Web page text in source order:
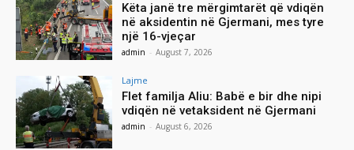
Këta janë tre mërgimtarët që vdiqën
në aksidentin në Gjermani, mes tyre
një 16-vjeçar
admin - August 7, 2026
Lajme
Flet familja Aliu: Babë e bir dhe nipi
vdiqën në vetaksident në Gjermani
admin - August 6, 2026